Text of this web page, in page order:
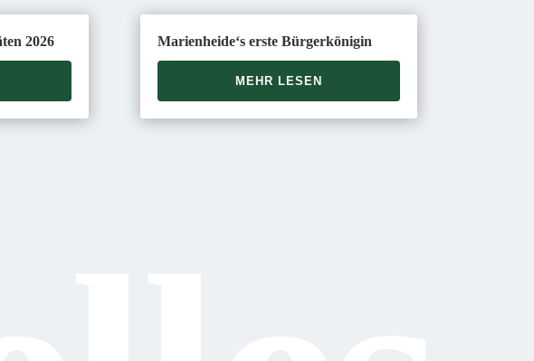
2026 Marienheide‘s erste Bürgerkönigin
MEHR LESEN